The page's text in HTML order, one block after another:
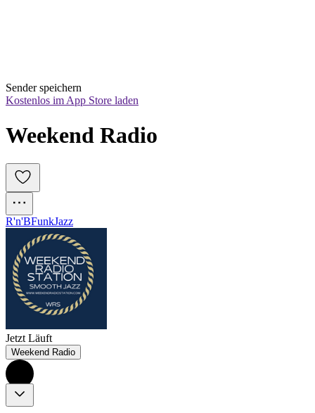
Sender speichern
Kostenlos im App Store laden
Weekend Radio
R'n'BFunkJazz
Jetzt Läuft
Weekend Radio